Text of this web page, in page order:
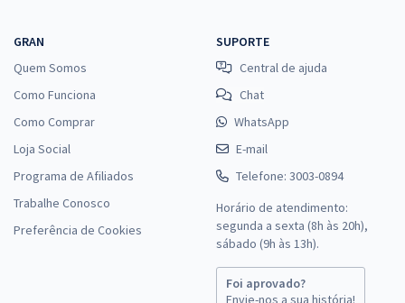
GRAN
Quem Somos
Como Funciona
Como Comprar
Loja Social
Programa de Afiliados
Trabalhe Conosco
Preferência de Cookies
SUPORTE
Central de ajuda
Chat
WhatsApp
E-mail
Telefone: 3003-0894
Horário de atendimento:
segunda a sexta (8h às 20h),
sábado (9h às 13h).
Foi aprovado?
Envie-nos a sua história!